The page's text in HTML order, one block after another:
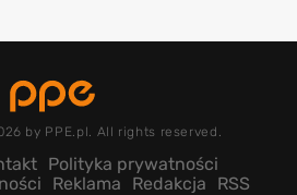
by PPE.pl. All rights reserved.
Polityka prywatności
Reklama Redakcja RSS